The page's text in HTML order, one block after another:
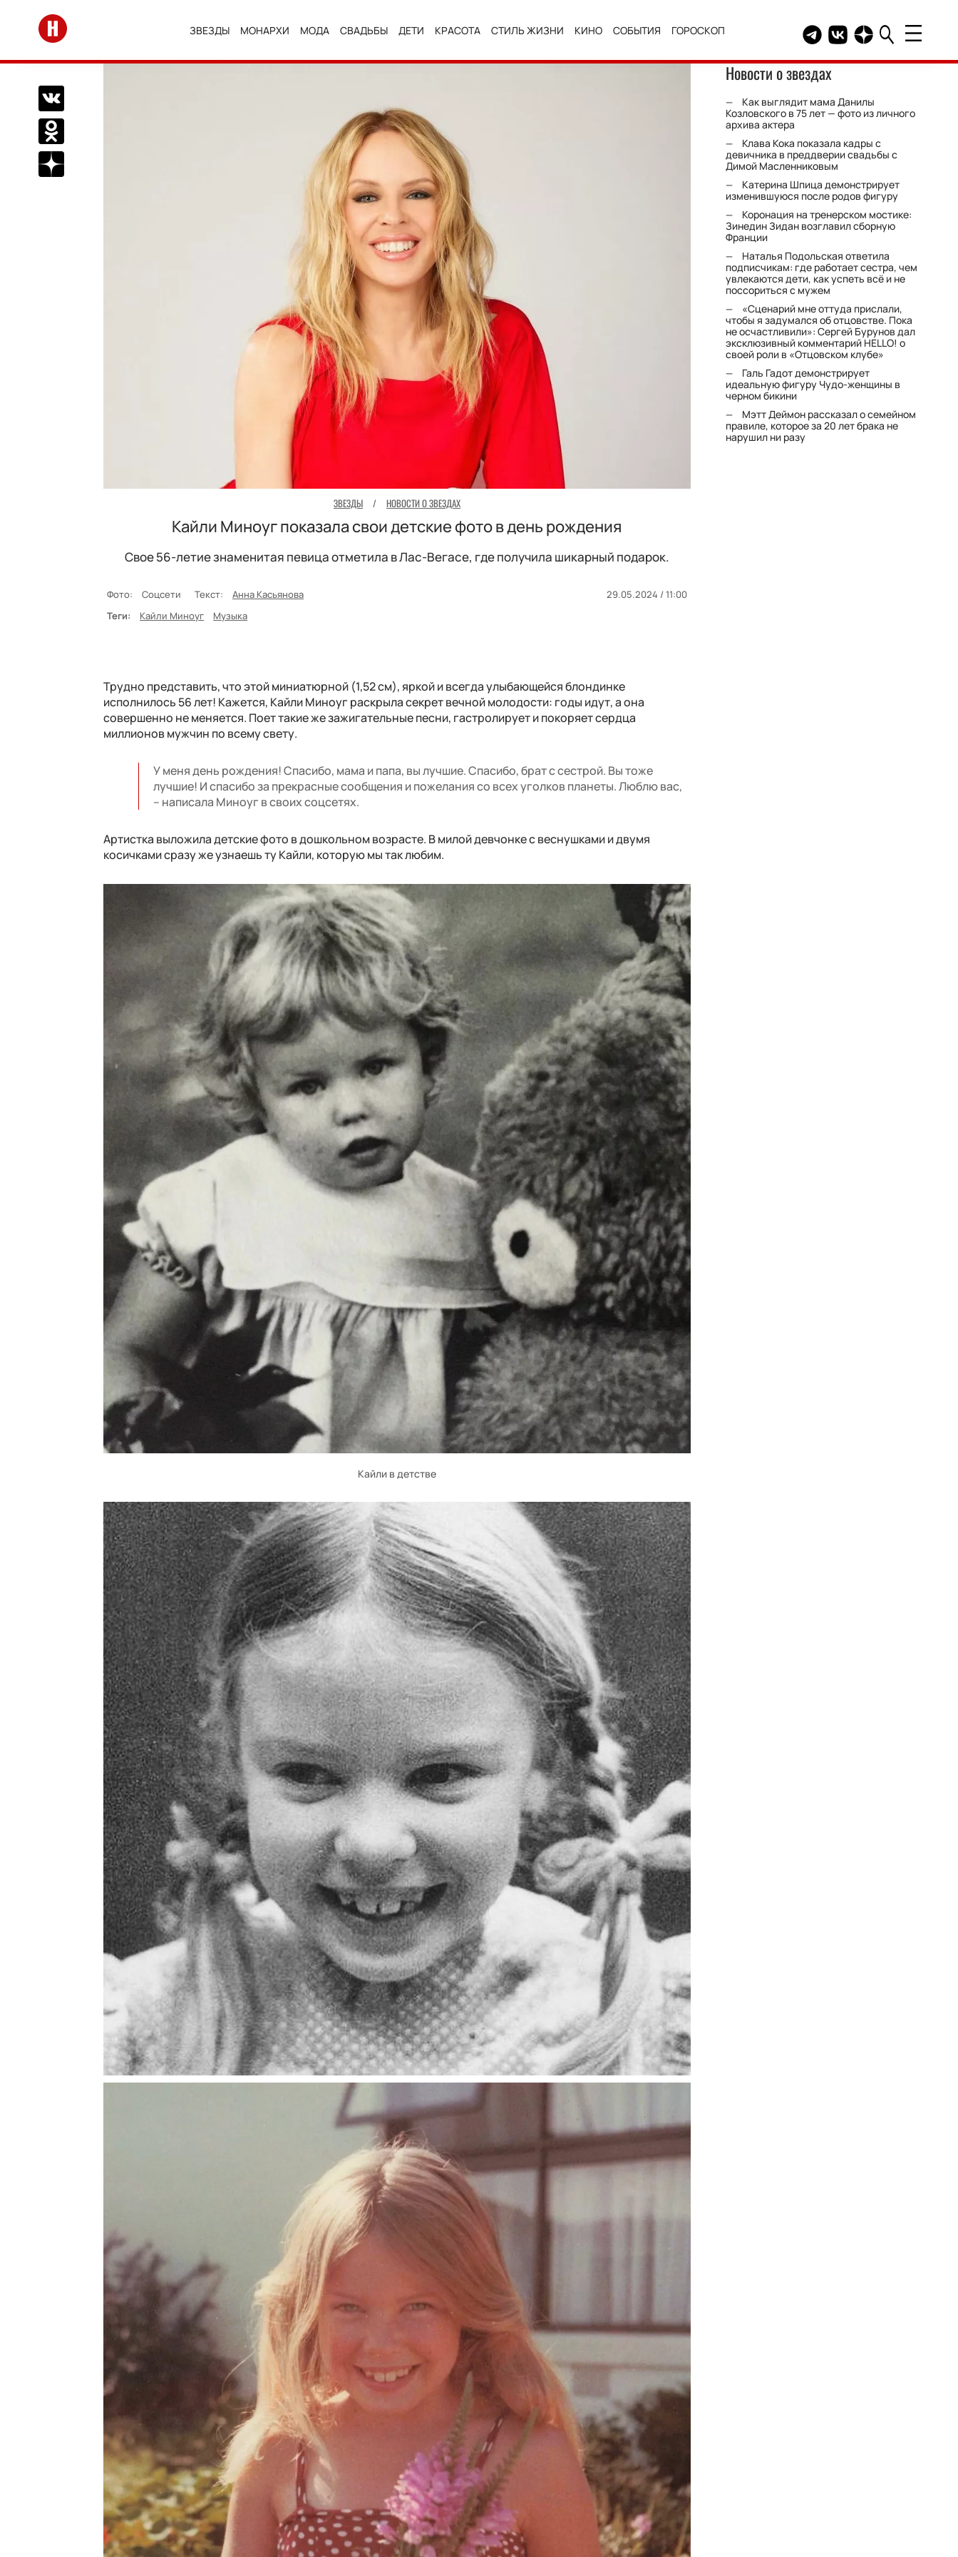
Перейти на главную
ЗВЕЗДЫ МОНАРХИ МОДА СВАДЬБЫ ДЕТИ КРАСОТА СТИЛЬ ЖИЗНИ КИНО СОБЫТИЯ ГОРОСКОП Telegram канал HELLO
Группа HELLO
Канал HELLO в
Поделиться Вконтакте
Поделиться в Одноклассниках
Подписаться на нас в Дзен
ЗВЕЗДЫ / НОВОСТИ О ЗВЕЗДАХ
Кайли Миноуг показала свои детские фото в день рождения
Свое 56-летие знаменитая певица отметила в Лас-Вегасе, где получила шикарный подарок.
Фото: Соцсети Текст: Анна Касьянова
29.05.2024 / 11:00
Теги:
Кайли Миноуг Музыка
Трудно представить, что этой миниатюрной (1,52 см), яркой и всегда улыбающейся блондинке
исполнилось 56 лет! Кажется, Кайли Миноуг раскрыла секрет вечной молодости: годы идут, а она
совершенно не меняется. Поет такие же зажигательные песни, гастролирует и покоряет сердца
миллионов мужчин по всему свету.
У меня день рождения! Спасибо, мама и папа, вы лучшие. Спасибо, брат с сестрой. Вы тоже
лучшие! И спасибо за прекрасные сообщения и пожелания со всех уголков планеты. Люблю вас,
– написала Миноуг в своих соцсетях.
Артистка выложила детские фото в дошкольном возрасте. В милой девчонке с веснушками и двумя
косичками сразу же узнаешь ту Кайли, которую мы так любим.
Кайли в детстве
Новости о звездах
Как выглядит мама Данилы
Козловского в 75 лет — фото из личного
архива актера
Клава Кока показала кадры с
девичника в преддверии свадьбы с
Димой Масленниковым
Катерина Шпица демонстрирует
изменившуюся после родов фигуру
Коронация на тренерском мостике:
Зинедин Зидан возглавил сборную
Франции
Наталья Подольская ответила
подписчикам: где работает сестра, чем
увлекаются дети, как успеть всё и не
поссориться с мужем
«Сценарий мне оттуда прислали,
чтобы я задумался об отцовстве. Пока
не осчастливили»: Сергей Бурунов дал
эксклюзивный комментарий HELLO! о
своей роли в «Отцовском клубе»
Галь Гадот демонстрирует
идеальную фигуру Чудо-женщины в
черном бикини
Мэтт Деймон рассказал о семейном
правиле, которое за 20 лет брака не
нарушил ни разу